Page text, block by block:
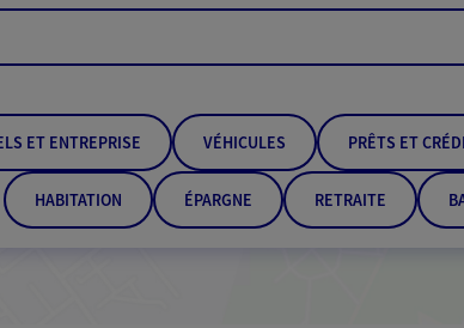
ET ENTREPRISE VÉHICULES PRÊTS ET
HABITATION ÉPARGNE RETRAITE